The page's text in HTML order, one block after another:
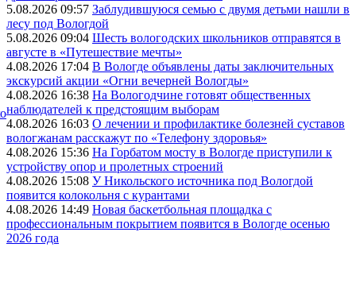
5.08.2026 09:57 Заблудившуюся семью с двумя детьми нашли в
лесу под Вологдой
5.08.2026 09:04 Шесть вологодских школьников отправятся в
августе в «Путешествие мечты»
4.08.2026 17:04 В Вологде объявлены даты заключительных
экскурсий акции «Огни вечерней Вологды»
4.08.2026 16:38 На Вологодчине готовят общественных
наблюдателей к предстоящим выборам
4.08.2026 16:03 О лечении и профилактике болезней суставов
вологжанам расскажут по «Телефону здоровья»
4.08.2026 15:36 На Горбатом мосту в Вологде приступили к
устройству опор и пролетных строений
4.08.2026 15:08 У Никольского источника под Вологдой
появится колокольня с курантами
4.08.2026 14:49 Новая баскетбольная площадка с
профессиональным покрытием появится в Вологде осенью
2026 года